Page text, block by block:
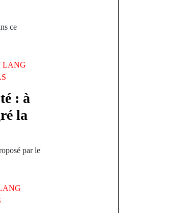
ce
LANG
: à
la
par le